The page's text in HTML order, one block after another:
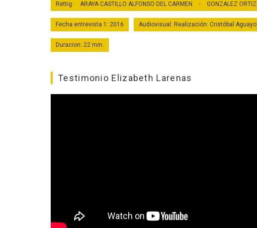
Rettig: ARAYA CASTILLO ALFONSO DEL CARMEN - GONZALEZ
Fecha entrevista 1: 2016 Audiovisual: Realización: Cristóbal
Duracion: 22 min.
Testimonio Elizabeth Larenas